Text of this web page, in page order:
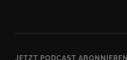
JETZT PODCAST ABONNIEREN